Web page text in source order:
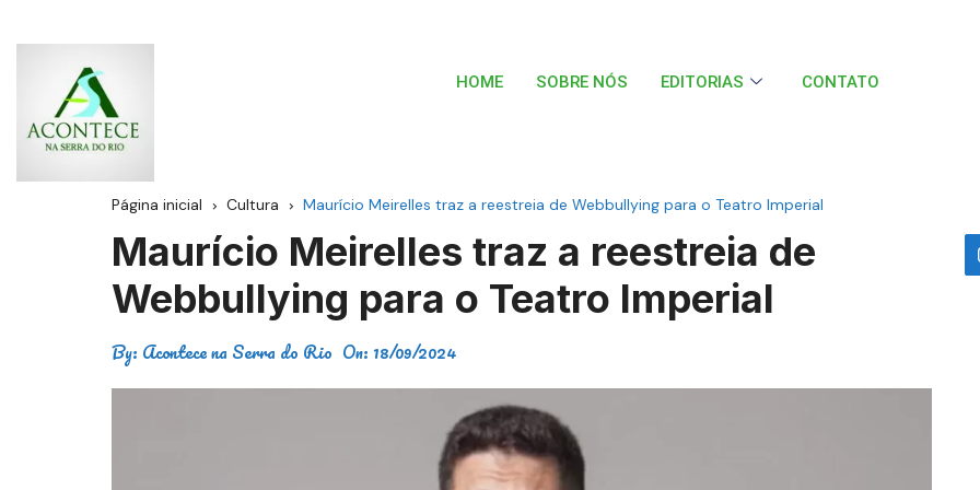
HOME SOBRE NÓS EDITORIAS CONTATO
Página inicial Cultura Maurício Meirelles traz a reestreia de Webbullying para o Teatro Imperial
Maurício Meirelles traz a reestreia de
Webbullying para o Teatro Imperial
By: Acontece na Serra do Rio On: 18/09/2024